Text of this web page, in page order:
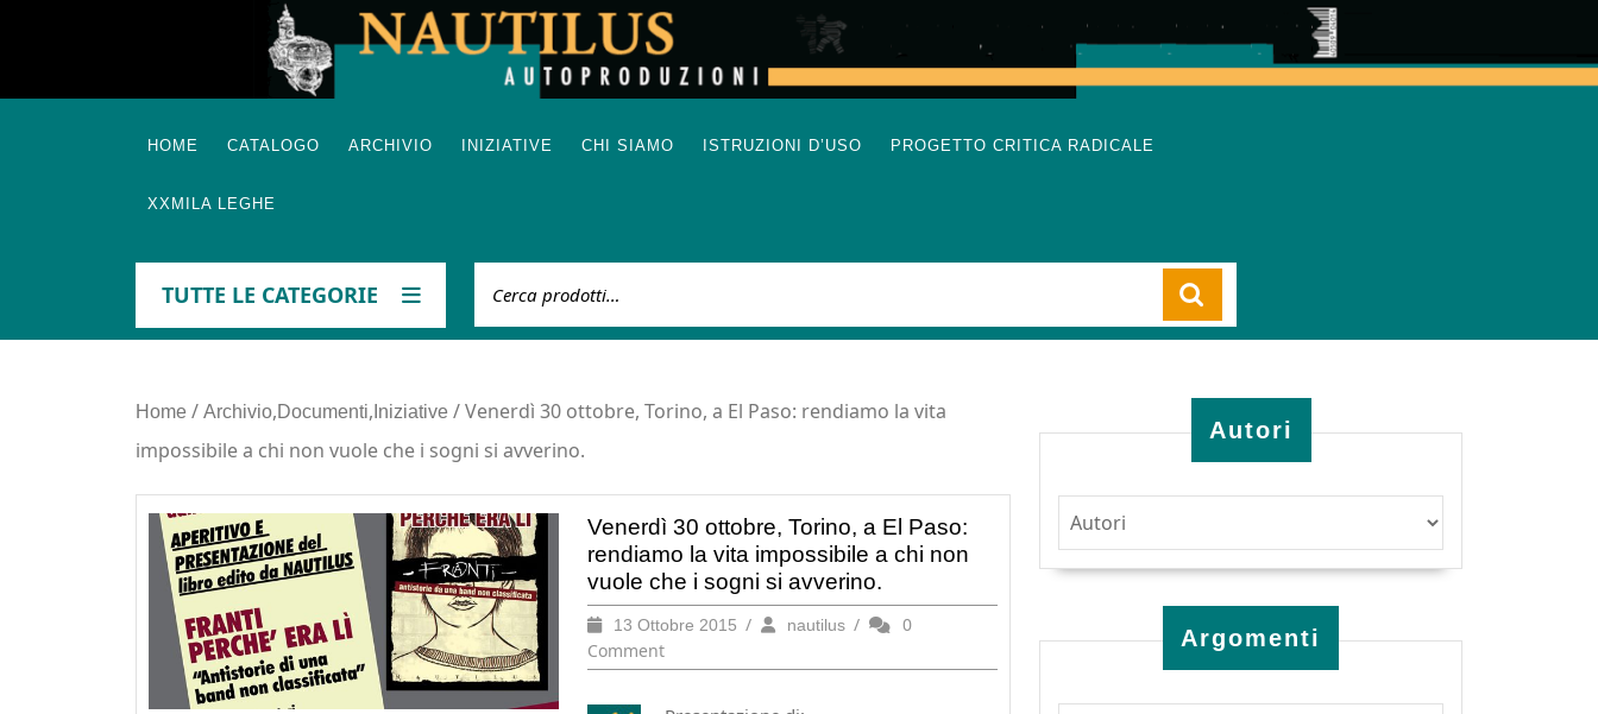
HOME CATALOGO ARCHIVIO INIZIATIVE CHI SIAMO ISTRUZIONI D’USO PROGETTO CRITICA RADICALE
XXMILA LEGHE
TUTTE LE CATEGORIE
Home / Archivio,Documenti, Iniziative / Venerdì 30 ottobre, Torino, a El Paso: rendiamo la vita
impossibile a chi non vuole che i sogni si avverino.
Venerdì 30 ottobre, Torino, a El Paso:
rendiamo la vita impossibile a chi non
vuole che i sogni si avverino.
13 Ottobre 2015 13
2015
/ nautilusnautilus
/
0
Comment
Autori
Argomenti